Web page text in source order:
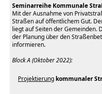
Seminarreihe Kommunale
Mit der Ausnahme von
Straßen auf öffentlichem Gut.
liegt auf Seiten der Gemeinden.
der Planung über den
informieren.
Block A (Oktober 2022):
Projektierung kommunaler